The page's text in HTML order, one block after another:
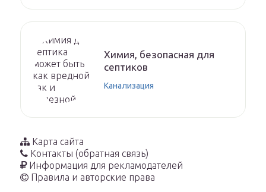
Химия, безопасная для
септиков
Канализация
Карта сайта
Контакты (обратная связь)
Информация для рекламодателей
Правила и авторские права